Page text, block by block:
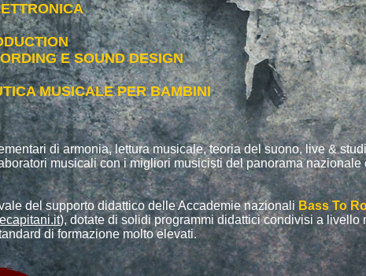
E SOUND DESIGN
MUSICALE PER BAMBINI
di armonia, lettura musicale, teoria del suono, live &
musicali con i migliori musicisti del panorama nazionale
del supporto didattico delle Accademie nazionali Bass To
),dotate di solidi programmi didattici condivisi a livello
di formazione molto elevati.